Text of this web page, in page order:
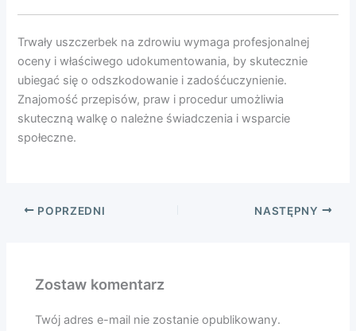
Trwały uszczerbek na zdrowiu wymaga profesjonalnej
oceny i właściwego udokumentowania, by skutecznie
ubiegać się o odszkodowanie i zadośćuczynienie.
Znajomość przepisów, praw i procedur umożliwia
skuteczną walkę o należne świadczenia i wsparcie
społeczne.
POPRZEDNI NASTĘPNY
Zostaw komentarz
Twój adres e-mail nie zostanie opublikowany.